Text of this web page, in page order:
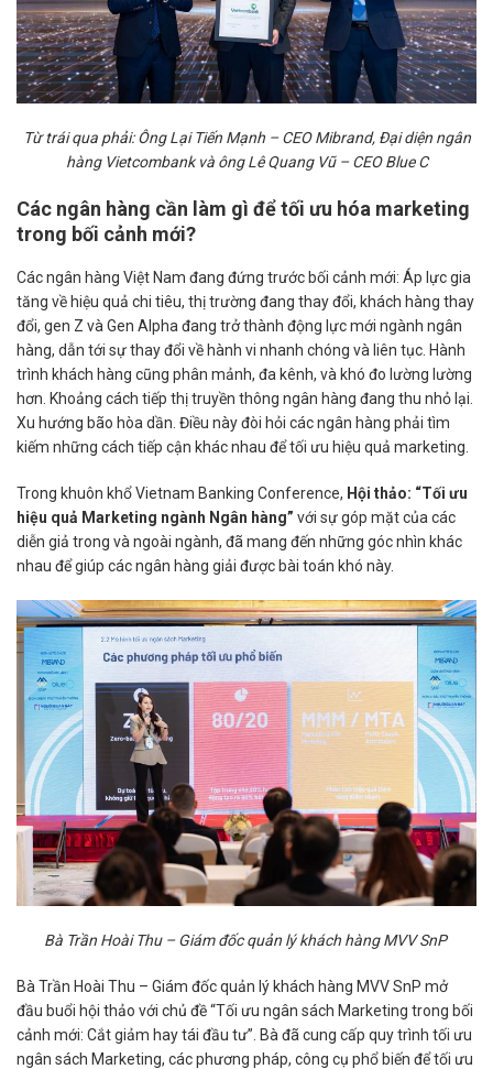
Từ trái qua phải: Ông Lại Tiến Mạnh – CEO Mibrand, Đại diện ngân
hàng Vietcombank và ông Lê Quang Vũ – CEO Blue C
Các ngân hàng cần làm gì để tối ưu hóa marketing
trong bối cảnh mới?
Các ngân hàng Việt Nam đang đứng trước bối cảnh mới: Áp lực gia
tăng về hiệu quả chi tiêu, thị trường đang thay đổi, khách hàng thay
đổi, gen Z và Gen Alpha đang trở thành động lực mới ngành ngân
hàng, dẫn tới sự thay đổi về hành vi nhanh chóng và liên tục. Hành
trình khách hàng cũng phân mảnh, đa kênh, và khó đo lường lường
hơn. Khoảng cách tiếp thị truyền thông ngân hàng đang thu nhỏ lại.
Xu hướng bão hòa dần. Điều này đòi hỏi các ngân hàng phải tìm
kiếm những cách tiếp cận khác nhau để tối ưu hiệu quả marketing.
Trong khuôn khổ Vietnam Banking Conference, Hội thảo: “Tối ưu
hiệu quả Marketing ngành Ngân hàng” với sự góp mặt của các
diễn giả trong và ngoài ngành, đã mang đến những góc nhìn khác
nhau để giúp các ngân hàng giải được bài toán khó này.
Bà Trần Hoài Thu – Giám đốc quản lý khách hàng MVV SnP
Bà Trần Hoài Thu – Giám đốc quản lý khách hàng MVV SnP mở
đầu buổi hội thảo với chủ đề “Tối ưu ngân sách Marketing trong bối
cảnh mới: Cắt giảm hay tái đầu tư”. Bà đã cung cấp quy trình tối ưu
ngân sách Marketing, các phương pháp, công cụ phổ biến để tối ưu